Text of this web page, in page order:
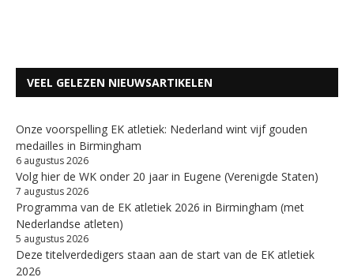
VEEL GELEZEN NIEUWSARTIKELEN
Onze voorspelling EK atletiek: Nederland wint vijf gouden
medailles in Birmingham
6 augustus 2026
Volg hier de WK onder 20 jaar in Eugene (Verenigde Staten)
7 augustus 2026
Programma van de EK atletiek 2026 in Birmingham (met
Nederlandse atleten)
5 augustus 2026
Deze titelverdedigers staan aan de start van de EK atletiek
2026